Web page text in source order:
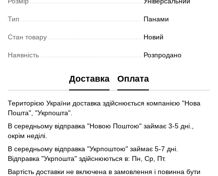
Тип Панами
Стан товару Новий
Наявність Розпродано
Доставка Оплата
Територією України доставка здійснюється компанією "Нова
Пошта", "Укрпошта".
В середньому відправка "Новою Поштою" займає 3-5 дні.,
окрім неділі.
В середньому відправка "Укрпоштою" займає 5-7 дні.
Відправка "Укрпошта" здійснюються в: Пн, Ср, Пт.
Вартість доставки не включена в замовлення і повинна бути